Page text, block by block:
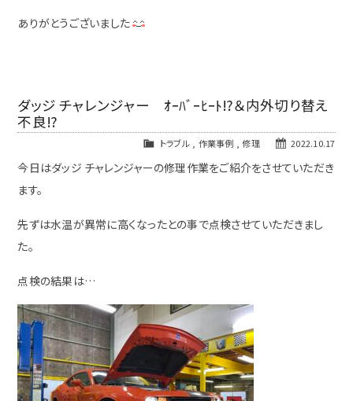
ありがとうございました
ダッジ チャレンジャー ｵｰﾊﾞｰﾋｰﾄ⁉＆内外切り替え
不良⁉
2022.10.17
トラブル, 作業事例 ,修理
今日はダッジ チャレンジャーの修理作業をご紹介をさせていただき
ます。
先ずは水温が異常に高くなったとの事で点検させていただきまし
た。
点検の結果は…